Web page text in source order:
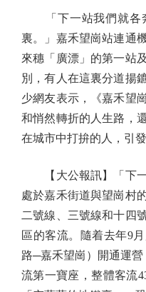
「下一站我們就各
裏。」嘉禾望崗站連通
來穗「廣漂」的第一站
別，有人在這裏分道揚
少網友表示，《嘉禾望
和悄然轉折的人生路，
在城市中打拚的人，引發
【大公報訊】「下一
處於嘉禾街道與望崗村
二號線、三號線和十四
區的客流。隨着去年9
路─嘉禾望崗）開通運
流第一寶座，整體客流